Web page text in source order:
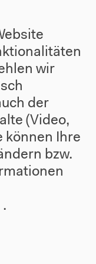
wir
der
(Video,
können Ihre
bzw.
.